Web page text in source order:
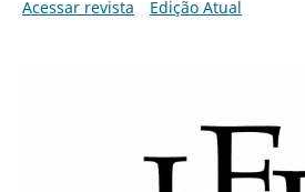
Acessar revista
Edição Atual